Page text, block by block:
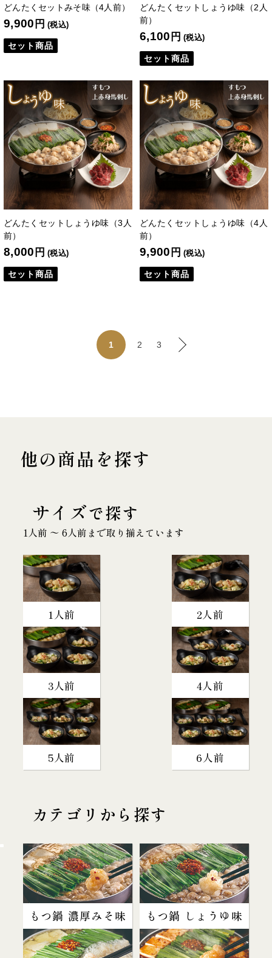
どんたくセットみそ味（4人前）
9,900 円 (税込)
セット商品
どんたくセットしょうゆ味（2人
前）
6,100 円 (税込)
セット商品
どんたくセットしょうゆ味（3人
前）
8,000 円 (税込)
セット商品
どんたくセットしょうゆ味（4人
前）
9,900 円 (税込)
セット商品
1 2 3
他の商品を探す
サイズで探す
1人前 〜 6人前まで取り揃えています
1人前 2人前
3人前 4人前
5人前 6人前
カテゴリから探す
もつ鍋 濃厚みそ味 もつ鍋 しょうゆ味